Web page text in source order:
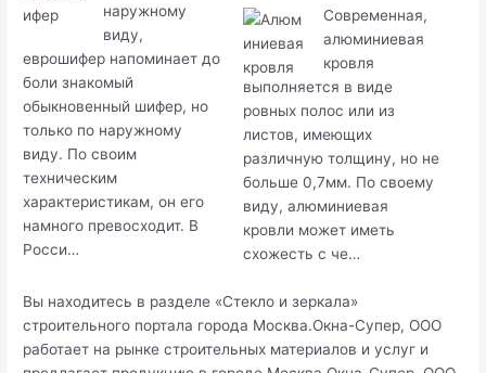
наружному
виду,
еврошифер напоминает до
боли знакомый
обыкновенный шифер, но
только по наружному
виду. По своим
техническим
характеристикам, он его
намного превосходит. В
Росси…
Современная,
алюминиевая
кровля
выполняется в виде
ровных полос или из
листов, имеющих
различную толщину, но не
больше 0,7мм. По своему
виду, алюминиевая
кровли может иметь
схожесть с че…
Вы находитесь в разделе «Стекло и зеркала»
строительного портала города Москва.Окна-Супер, ООО
работает на рынке строительных материалов и услуг и